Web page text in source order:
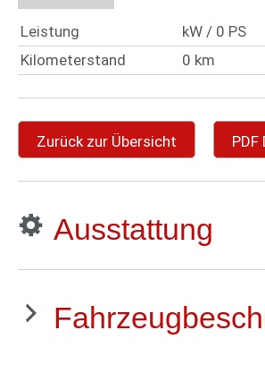
Leistung
kW / 0 PS
Kilometerstand
0 km
Zurück zur Übersicht PDF
Ausstattung